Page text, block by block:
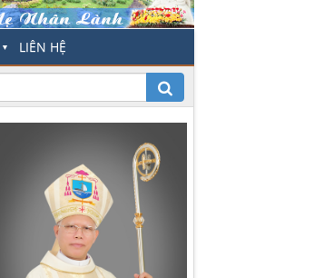
▼ LIÊN HỆ